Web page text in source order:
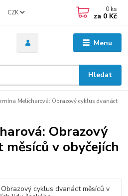
Menu
CZK
Hledat
0 ks
za 0 Kč
Melicharová: Obrazový cyklus dvanáct
Obrazový
v obyčejích